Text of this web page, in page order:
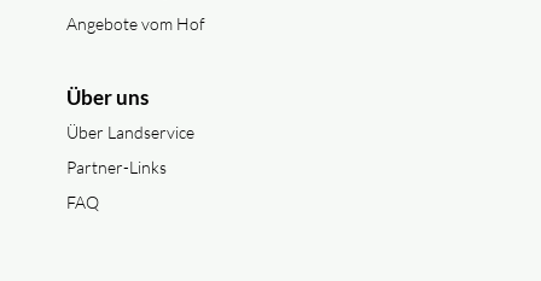
Angebote vom Hof
Über uns
Über Landservice
Partner-Links
FAQ